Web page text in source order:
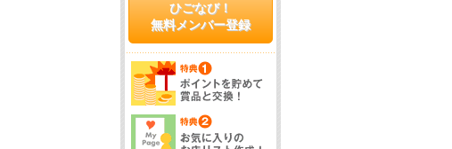
ひごなび！
無料メンバー登録